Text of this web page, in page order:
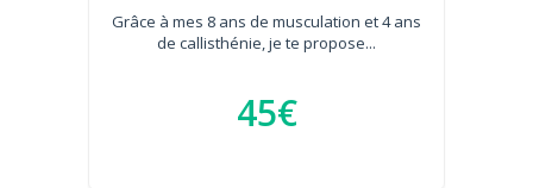
Grâce à mes 8 ans de musculation et 4 ans
de callisthénie, je te propose...
45€